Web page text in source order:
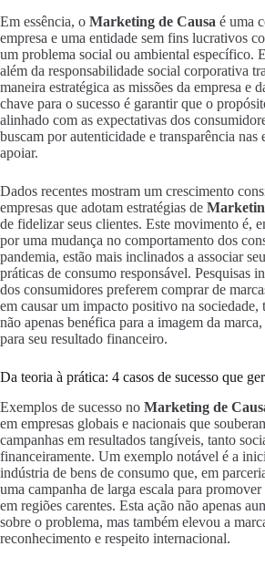
Em essência, o Marketing de Causa é uma
empresa e uma entidade sem fins lucrativos
um problema social ou ambiental específico.
além da responsabilidade social corporativa
maneira estratégica as missões da empresa e
chave para o sucesso é garantir que o
alinhado com as expectativas dos
buscam por autenticidade e transparência nas
apoiar.
Dados recentes mostram um crescimento
empresas que adotam estratégias de
de fidelizar seus clientes. Este movimento é,
por uma mudança no comportamento dos
pandemia, estão mais inclinados a associar
práticas de consumo responsável. Pesquisas
dos consumidores preferem comprar de
em causar um impacto positivo na sociedade,
não apenas benéfica para a imagem da
para seu resultado financeiro.
Da teoria à prática: 4 casos de sucesso que
Exemplos de sucesso no Marketing de
em empresas globais e nacionais que
campanhas em resultados tangíveis, tanto
financeiramente. Um exemplo notável é a
indústria de bens de consumo que, em
uma campanha de larga escala para
em regiões carentes. Esta ação não apenas
sobre o problema, mas também elevou a
reconhecimento e respeito internacional.